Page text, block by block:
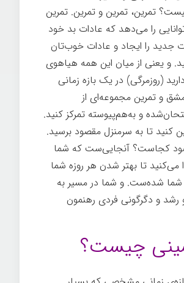
تمرین، تمرین و تمرین. تمرین
را می‌دهد که عادات بد خود
جدید را ایجاد و عادات خوب‌تان
و یعنی از میان این همه هیاهوی
(روزمرگی) در یک بازه زمانی
و تمرین مجموعه‌ای از
و به‌هم‌پیوسته تمرکز کنید.
کنید تا به سرمنزل مقصود برسید.
کجاست؟ آنجایی‌ست که شما
می‌کنید تا بهتر شدن هر روزه شما
شما شده‌ست. و شما در مسیر به
و دگرگونی فردی رهنمون
چیست؟